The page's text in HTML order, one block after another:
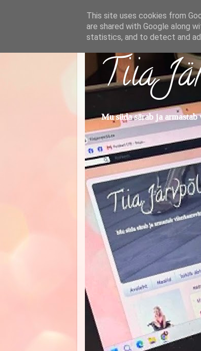
Tiia
Mu süda särab ja
This site uses cookies from
are shared with Google along
statistics, and to detect and